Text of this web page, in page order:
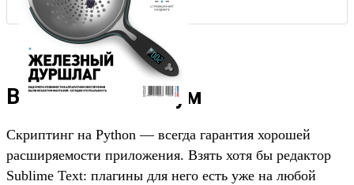
Выжать максимум
Скриптинг на Python — всегда гарантия хорошей
расширяемости приложения. Взять хотя бы редактор
Sublime Text: плагины для него есть уже на любой